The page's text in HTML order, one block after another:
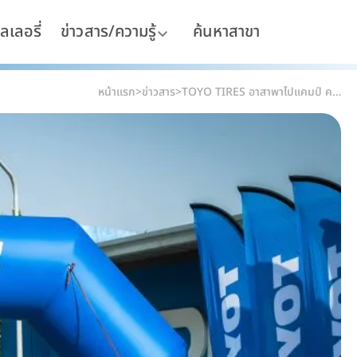
เลอรี่ ข่าวสาร/ความรู้ ค้นหาสาขา
หน้าแรก>ข่าวสาร> TOYO TIRES อาสาพาไปแคมป์ ครั้งที่ 1 ชวนเพื่อนเข้าป่า เปิดปีรับลมหนาว พิสูจน์ประสิทธิภาพยางตัวจริง